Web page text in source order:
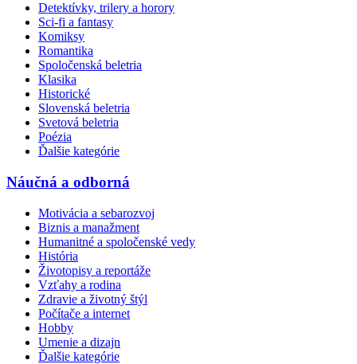
Detektívky, trilery a horory
Sci-fi a fantasy
Komiksy
Romantika
Spoločenská beletria
Klasika
Historické
Slovenská beletria
Svetová beletria
Poézia
Ďalšie kategórie
Náučná a odborná
Motivácia a sebarozvoj
Biznis a manažment
Humanitné a spoločenské vedy
História
Životopisy a reportáže
Vzťahy a rodina
Zdravie a životný štýl
Počítače a internet
Hobby
Umenie a dizajn
Ďalšie kategórie